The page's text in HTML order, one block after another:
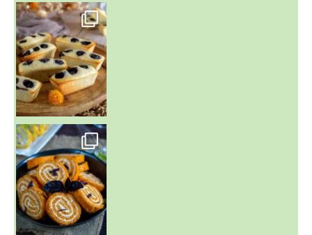
~ FINANCIERS MYRTILLES ET CITRON ~
Aujourd'hu